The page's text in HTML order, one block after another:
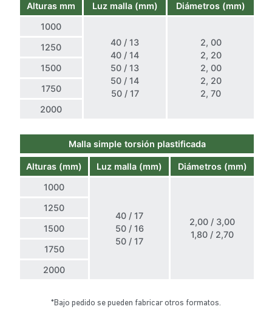
Alturas mm Luz malla (mm)
Diámetros (mm)
1000
40 / 13
40 / 14
50 / 13
50 / 14
50 / 17
2, 00
2, 20
2, 00
2, 20
2, 70
1250
1500
1750
2000
Malla simple torsión plastificada
Alturas (mm) Luz malla (mm)
Diámetros (mm)
1000
40 / 17
50 / 16
50 / 17
2,00 / 3,00
1,80 / 2,70
1250
1500
1750
2000
*Bajo pedido se pueden fabricar otros formatos.